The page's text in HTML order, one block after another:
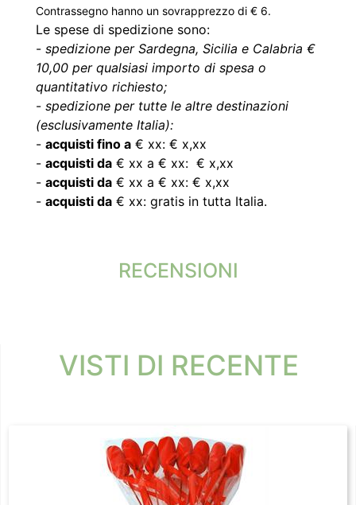
Contrassegno hanno un sovrapprezzo di € 6.
Le spese di spedizione sono:
- spedizione per Sardegna, Sicilia e Calabria €
10,00 per qualsiasi importo di spesa o
quantitativo richiesto;
- spedizione per tutte le altre destinazioni
(esclusivamente Italia):
- acquisti fino a € xx: € x,xx
- acquisti da € xx a € xx: € x,xx
- acquisti da € xx a € xx: € x,xx
- acquisti da € xx: gratis in tutta Italia.
RECENSIONI
VISTI DI RECENTE